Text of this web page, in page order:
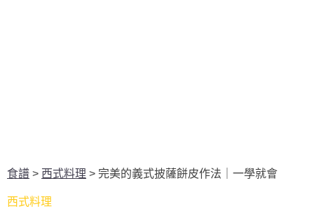
食譜 > 西式料理 > 完美的義式披薩餅皮作法｜一學就會
西式料理